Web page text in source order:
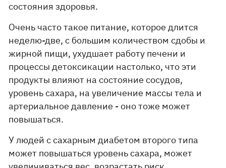
состояния здоровья.
Очень часто такое питание, которое длится
неделю-две, с большим количеством сдобы и
жирной пищи, ухудшает работу печени и
процессы детоксикации настолько, что эти
продукты влияют на состояние сосудов,
уровень сахара, на увеличение массы тела и
артериальное давление - оно тоже может
повышаться.
У людей с сахарным диабетом второго типа
может повышаться уровень сахара, может